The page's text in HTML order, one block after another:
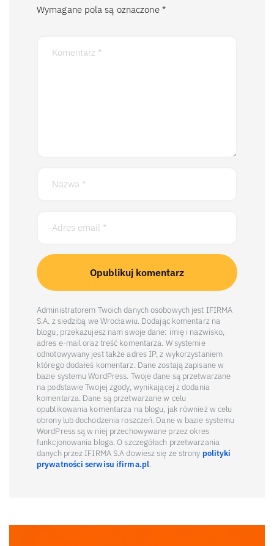
Wymagane pola są oznaczone *
Administratorem Twoich danych osobowych jest IFIRMA
S.A. z siedzibą we Wrocławiu. Dodając komentarz na
blogu, przekazujesz nam swoje dane: imię i nazwisko,
adres e-mail oraz treść komentarza. W systemie
odnotowywany jest także adres IP, z wykorzystaniem
którego dodałeś komentarz. Dane zostają zapisane w
bazie systemu WordPress. Twoje dane są przetwarzane
na podstawie Twojej zgody, wynikającej z dodania
komentarza. Dane są przetwarzane w celu
opublikowania komentarza na blogu, jak również w celu
obrony lub dochodzenia roszczeń. Dane w bazie systemu
WordPress są w niej przechowywane przez okres
funkcjonowania bloga. O szczegółach przetwarzania
danych przez IFIRMA S.A dowiesz się ze strony polityki
prywatności serwisu ifirma.pl.